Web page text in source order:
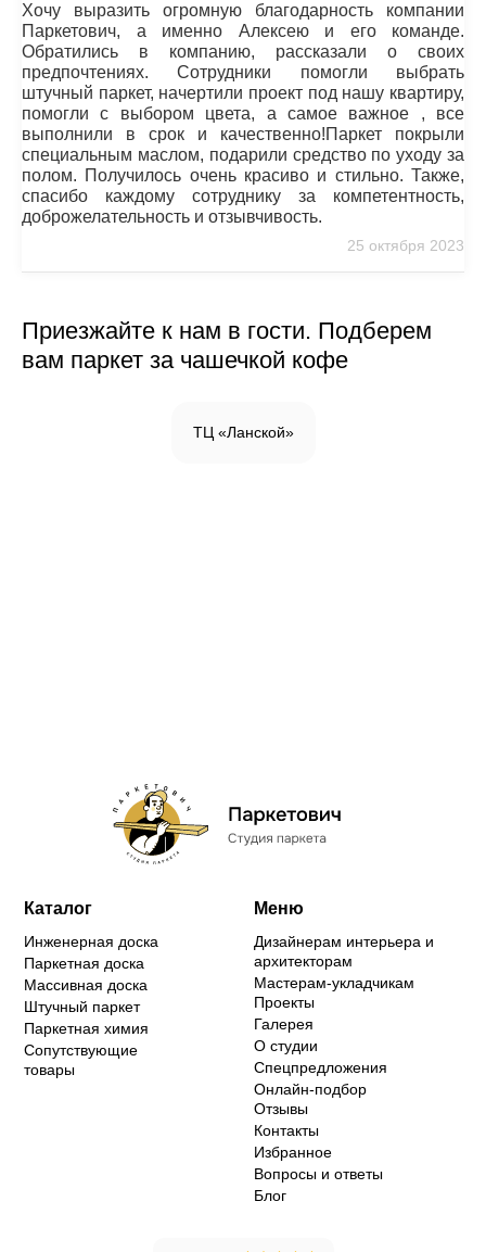
Хочу выразить огромную благодарность компании
Паркетович, а именно Алексею и его команде.
Обратились в компанию, рассказали о своих
предпочтениях. Сотрудники помогли выбрать
штучный паркет, начертили проект под нашу квартиру,
помогли с выбором цвета, а самое важное , все
выполнили в срок и качественно!Паркет покрыли
специальным маслом, подарили средство по уходу за
полом. Получилось очень красиво и стильно. Также,
спасибо каждому сотруднику за компетентность,
доброжелательность и отзывчивость.
25 октября 2023
Приезжайте к нам в гости. Подберем
вам паркет за чашечкой кофе
ТЦ «Ланской»
Каталог
Инженерная доска
Паркетная доска
Массивная доска
Штучный паркет
Паркетная химия
Сопутствующие
товары
Меню
Дизайнерам интерьера и
архитекторам
Мастерам-укладчикам
Проекты
Галерея
О студии
Спецпредложения
Онлайн-подбор
Отзывы
Контакты
Избранное
Вопросы и ответы
Блог